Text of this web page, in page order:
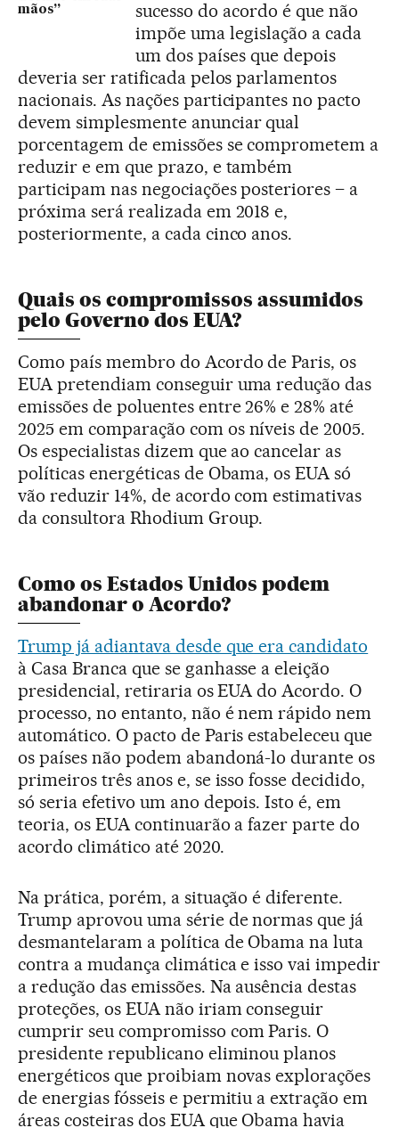
mãos”
sucesso do acordo é que não
impõe uma legislação a cada
um dos países que depois
deveria ser ratificada pelos parlamentos
nacionais. As nações participantes no pacto
devem simplesmente anunciar qual
porcentagem de emissões se comprometem a
reduzir e em que prazo, e também
participam nas negociações posteriores – a
próxima será realizada em 2018 e,
posteriormente, a cada cinco anos.
Quais os compromissos assumidos
pelo Governo dos EUA?
Como país membro do Acordo de Paris, os
EUA pretendiam conseguir uma redução das
emissões de poluentes entre 26% e 28% até
2025 em comparação com os níveis de 2005.
Os especialistas dizem que ao cancelar as
políticas energéticas de Obama, os EUA só
vão reduzir 14%, de acordo com estimativas
da consultora Rhodium Group.
Como os Estados Unidos podem
abandonar o Acordo?
Trump já adiantava desde que era candidato
à Casa Branca que se ganhasse a eleição
presidencial, retiraria os EUA do Acordo. O
processo, no entanto, não é nem rápido nem
automático. O pacto de Paris estabeleceu que
os países não podem abandoná-lo durante os
primeiros três anos e, se isso fosse decidido,
só seria efetivo um ano depois. Isto é, em
teoria, os EUA continuarão a fazer parte do
acordo climático até 2020.
Na prática, porém, a situação é diferente.
Trump aprovou uma série de normas que já
desmantelaram a política de Obama na luta
contra a mudança climática e isso vai impedir
a redução das emissões. Na ausência destas
proteções, os EUA não iriam conseguir
cumprir seu compromisso com Paris. O
presidente republicano eliminou planos
energéticos que proibiam novas explorações
de energias fósseis e permitiu a extração em
áreas costeiras dos EUA que Obama havia